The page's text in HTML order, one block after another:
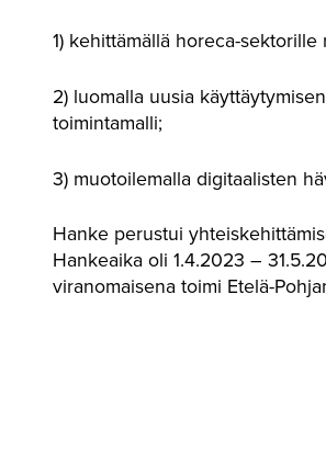
1) kehittämällä horeca-
2) luomalla uusia
toimintamalli;
3) muotoilemalla digitaalisten
Hanke perustui
Hankeaika oli 1.4.2023 –
viranomaisena toimi Etelä-